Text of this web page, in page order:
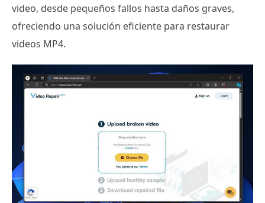
video, desde pequeños fallos hasta daños graves,
ofreciendo una solución eficiente para restaurar
videos MP4.